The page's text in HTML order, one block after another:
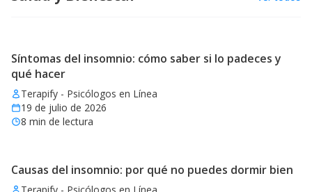
Síntomas del insomnio: cómo saber si lo padeces y
qué hacer
Terapify - Psicólogos en Línea
19 de julio de 2026
8 min de lectura
Causas del insomnio: por qué no puedes dormir bien
Terapify - Psicólogos en Línea